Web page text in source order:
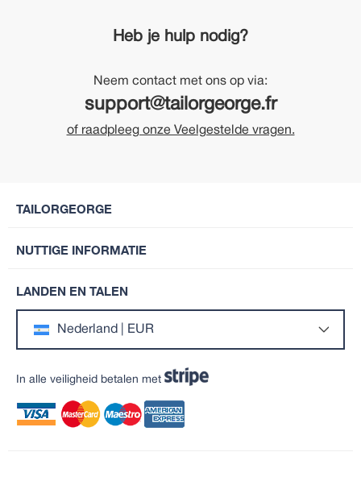
Heb je hulp nodig?
Neem contact met ons op via:
support@tailorgeorge.fr
of raadpleeg onze Veelgestelde vragen.
TAILORGEORGE
NUTTIGE INFORMATIE
LANDEN EN TALEN
Nederland | EUR
In alle veiligheid betalen met